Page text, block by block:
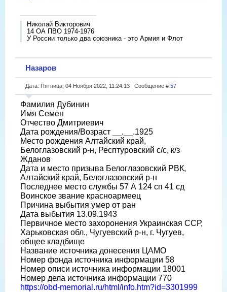
Николай Викторович
14 ОА ПВО 1974-1976
У России только два союзника - это Армия и Флот
Назаров
Дата: Пятница, 04 Ноября 2022, 11:24:13 | Сообщение # 57
Фамилия Дубинин
Имя Семен
Отчество Дмитриевич
Дата рождения/Возраст __.__.1925
Место рождения Алтайский край,
Белоглазовский р-н, Респтуровский с/с, к/з
Жданов
Дата и место призыва Белоглазовский РВК,
Алтайский край, Белоглазовский р-н
Последнее место службы 57 А 124 сп 41 сд
Воинское звание красноармеец
Причина выбытия умер от ран
Дата выбытия 13.09.1943
Первичное место захоронения Украинская ССР,
Харьковская обл., Чугуевский р-н, г. Чугуев,
общее кладбище
Название источника донесения ЦАМО
Номер фонда источника информации 58
Номер описи источника информации 18001
Номер дела источника информации 770
https://obd-memorial.ru/html/info.htm?id=3301999